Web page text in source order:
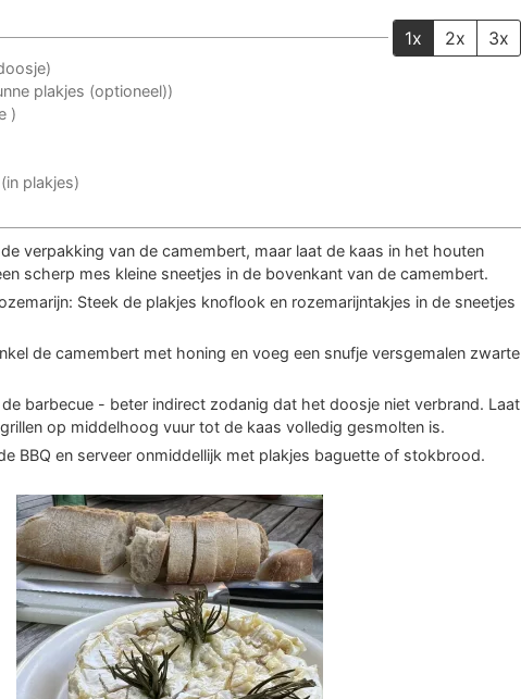
1x 2x 3x
plakjes (optioneel))
)
(in plakjes)
verpakking van de camembert, maar laat de kaas in het houten
scherp mes kleine sneetjes in de bovenkant van de camembert.
Steek de plakjes knoflook en rozemarijntakjes in de sneetjes
de camembert met honing en voeg een snufje versgemalen zwarte
barbecue - beter indirect zodanig dat het doosje niet verbrand. Laat
op middelhoog vuur tot de kaas volledig gesmolten is.
BBQ en serveer onmiddellijk met plakjes baguette of stokbrood.